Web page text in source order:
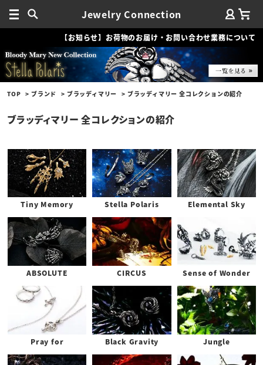
Jewelry Connection
【お知らせ】お荷物のお届け・お問い合わせ業務について
TOP ブランド ブラッディマリー ブラッディマリー 全コレクションの紹介
ブラッディマリー 全コレクションの紹介
Tiny Memory Stella Polaris Elemental Sky
ABSOLUTE CIRCUS Sense of Wonder
Pray for Black Gravity Jungle